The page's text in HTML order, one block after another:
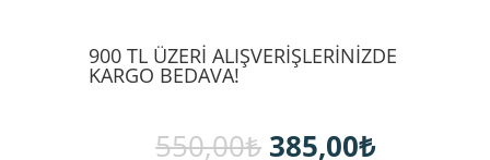
900 TL ÜZERİ ALIŞVERİŞLERİNİZDE
KARGO BEDAVA!
550,00₺ Orijinal
385,00₺Şu